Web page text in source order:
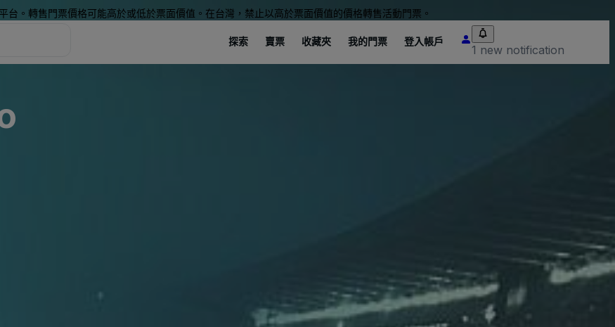
台。轉售門票價格可能高於或低於票面價值。在台灣，禁止以高於票面價值的價格轉售活動門票。
探索 賣票 收藏夾 我的門票 登入帳戶
1 new notification